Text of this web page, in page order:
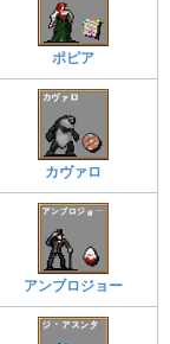
ポピア
カヴァロ
アンブロジョー